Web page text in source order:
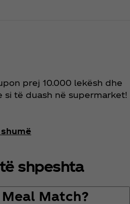
prej 10.000 lekësh dhe
si të duash në supermarket!
shpeshta
Match?